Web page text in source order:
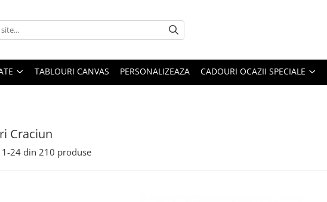
TABLOURI CANVAS PERSONALIZEAZA CADOURI OCAZII SPECIALE
Craciun
1-24 din 210 produse